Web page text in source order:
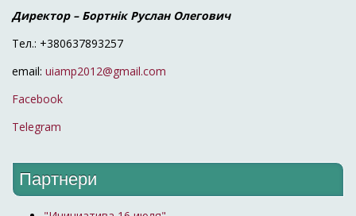
Директор – Бортнік Руслан Олегович
Тел.: +380637893257
email: uiamp2012@gmail.com
Facebook
Telegram
Партнери